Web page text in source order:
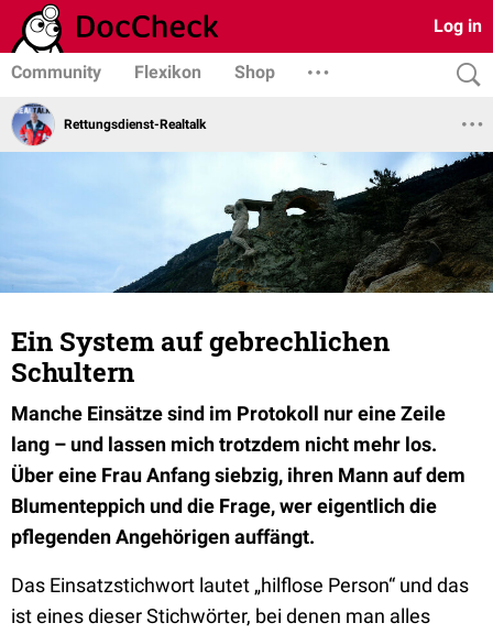
Log in
Community Flexikon Shop
Rettungsdienst-Realtalk
Ein System auf gebrechlichen
Schultern
Manche Einsätze sind im Protokoll nur eine Zeile
lang – und lassen mich trotzdem nicht mehr los.
Über eine Frau Anfang siebzig, ihren Mann auf dem
Blumenteppich und die Frage, wer eigentlich die
pflegenden Angehörigen auffängt.
Das Einsatzstichwort lautet „hilflose Person“ und das
ist eines dieser Stichwörter, bei denen man alles